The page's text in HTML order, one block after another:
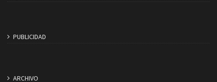
PUBLICIDAD
ARCHIVO